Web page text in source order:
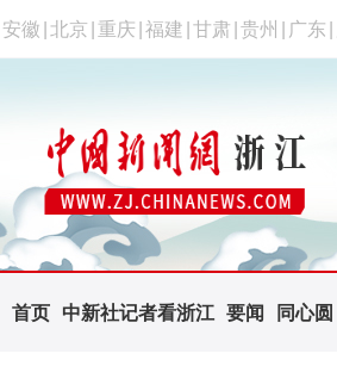
安徽 北京 重庆 福建 甘肃 贵州 广东
首页 中新社记者看浙江 要闻 同心圆